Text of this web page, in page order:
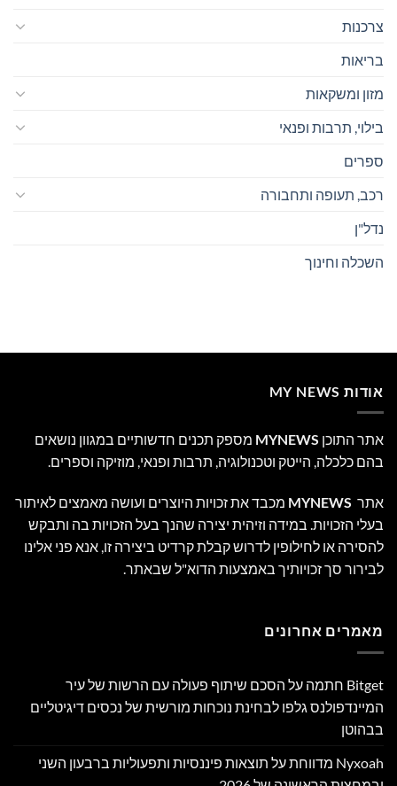
צרכנות
בריאות
מזון ומשקאות
בילוי, תרבות ופנאי
ספרים
רכב, תעופה ותחבורה
נדל"ן
השכלה וחינוך
אודות MY NEWS
אתר התוכן MYNEWS מספק תכנים חדשותיים במגוון נושאים
בהם כלכלה, הייטק וטכנולוגיה, תרבות ופנאי, מוזיקה וספרים.
אתר MYNEWS מכבד את זכויות היוצרים ועושה מאמצים לאיתור
בעלי הזכויות. במידה וזיהית יצירה שהנך בעל הזכויות בה ותבקש
להסירה או לחילופין לדרוש קבלת קרדיט ביצירה זו, אנא פני אלינו
לבירור סך זכויותיך באמצעות הדוא"ל שבאתר.
מאמרים אחרונים
Bitget חתמה על הסכם שיתוף פעולה עם הרשות של עיר
המיינדפולנס גלפו לבחינת נוכחות מורשית של נכסים דיגיטליים
בבהוטן
Nyxoah מדווחת על תוצאות פיננסיות ותפעוליות ברבעון השני